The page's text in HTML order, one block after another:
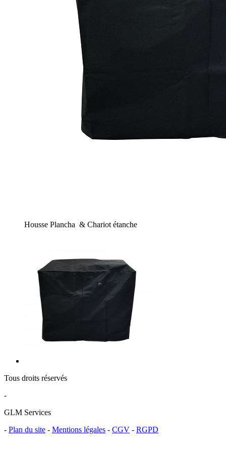
Housse Plancha & Chariot étanche
Tous droits réservés
-
GLM Services
- Plan du site - Mentions légales - CGV - RGPD